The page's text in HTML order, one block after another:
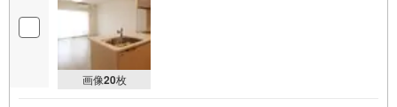
画像20枚